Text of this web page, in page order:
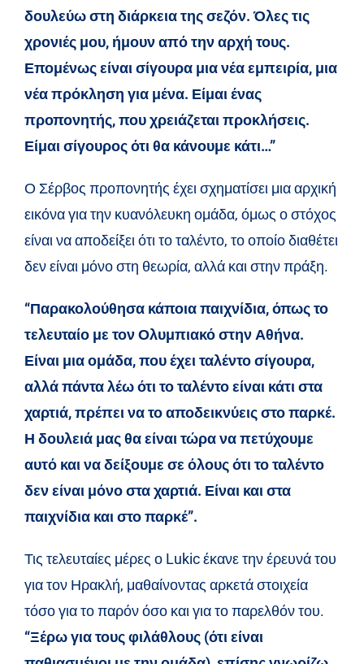
δουλεύω στη διάρκεια της σεζόν. Όλες τις
χρονιές μου, ήμουν από την αρχή τους.
Επομένως είναι σίγουρα μια νέα εμπειρία, μια
νέα πρόκληση για μένα. Είμαι ένας
προπονητής, που χρειάζεται προκλήσεις.
Είμαι σίγουρος ότι θα κάνουμε κάτι…”
Ο Σέρβος προπονητής έχει σχηματίσει μια αρχική
εικόνα για την κυανόλευκη ομάδα, όμως ο στόχος
είναι να αποδείξει ότι το ταλέντο, το οποίο διαθέτει
δεν είναι μόνο στη θεωρία, αλλά και στην πράξη.
“Παρακολούθησα κάποια παιχνίδια, όπως το
τελευταίο με τον Ολυμπιακό στην Αθήνα.
Είναι μια ομάδα, που έχει ταλέντο σίγουρα,
αλλά πάντα λέω ότι το ταλέντο είναι κάτι στα
χαρτιά, πρέπει να το αποδεικνύεις στο παρκέ.
Η δουλειά μας θα είναι τώρα να πετύχουμε
αυτό και να δείξουμε σε όλους ότι το ταλέντο
δεν είναι μόνο στα χαρτιά. Είναι και στα
παιχνίδια και στο παρκέ”.
Τις τελευταίες μέρες ο Lukic έκανε την έρευνά του
για τον Ηρακλή, μαθαίνοντας αρκετά στοιχεία
τόσο για το παρόν όσο και για το παρελθόν του.
“Ξέρω για τους φιλάθλους (ότι είναι